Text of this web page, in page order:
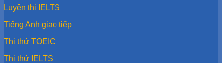
Luyện thi IELTS
Tiếng Anh giao tiếp
Thi thử TOEIC
Thi thử IELTS